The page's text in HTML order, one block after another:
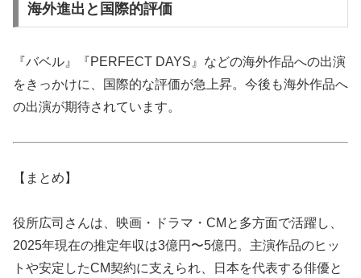
海外進出と国際的評価
『バベル』『PERFECT DAYS』などの海外作品への出演
をきっかけに、国際的な評価が急上昇。今後も海外作品へ
の出演が期待されています。
【まとめ】
役所広司さんは、映画・ドラマ・CMと多方面で活躍し、
2025年現在の推定年収は3億円〜5億円。主演作品のヒッ
トや安定したCM契約に支えられ、日本を代表する俳優と